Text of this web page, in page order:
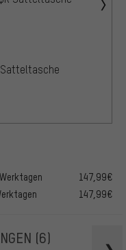
Satteltasche
147,99€
147,99€
(6)